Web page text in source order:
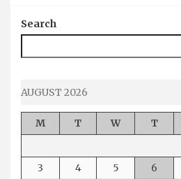
Search
AUGUST 2026
M T W T
3
4 5 6